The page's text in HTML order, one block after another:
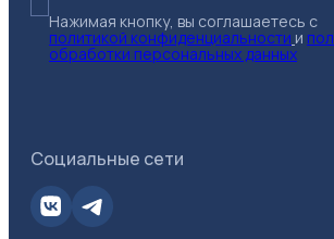
Нажимая кнопку, вы соглашаетесь с
политикой конфиденциальности и
обработки персональных данных
Социальные сети